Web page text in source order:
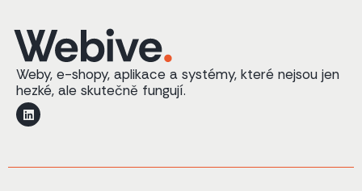
Weby, e-shopy, aplikace a systémy, které nejsou jen
hezké, ale skutečně fungují.